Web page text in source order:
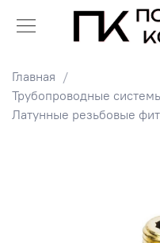
Главная
Трубопроводные
Латунные резьбовые